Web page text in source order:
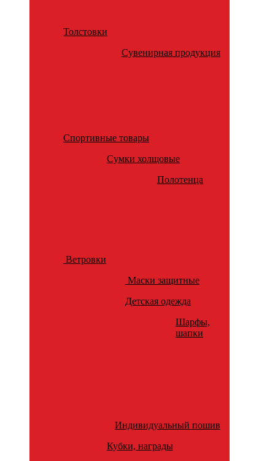
Толстовки
Сувенирная продукция
Спортивные товары
Сумки холщовые
Полотенца
Ветровки
Маски защитные
Детская одежда
Шарфы,
шапки
Индивидуальный пошив
Кубки, награды